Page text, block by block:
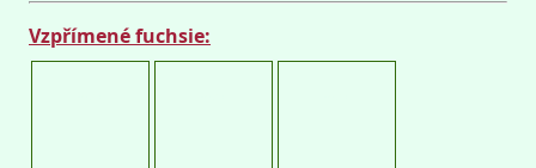
Vzpřímené fuchsie: